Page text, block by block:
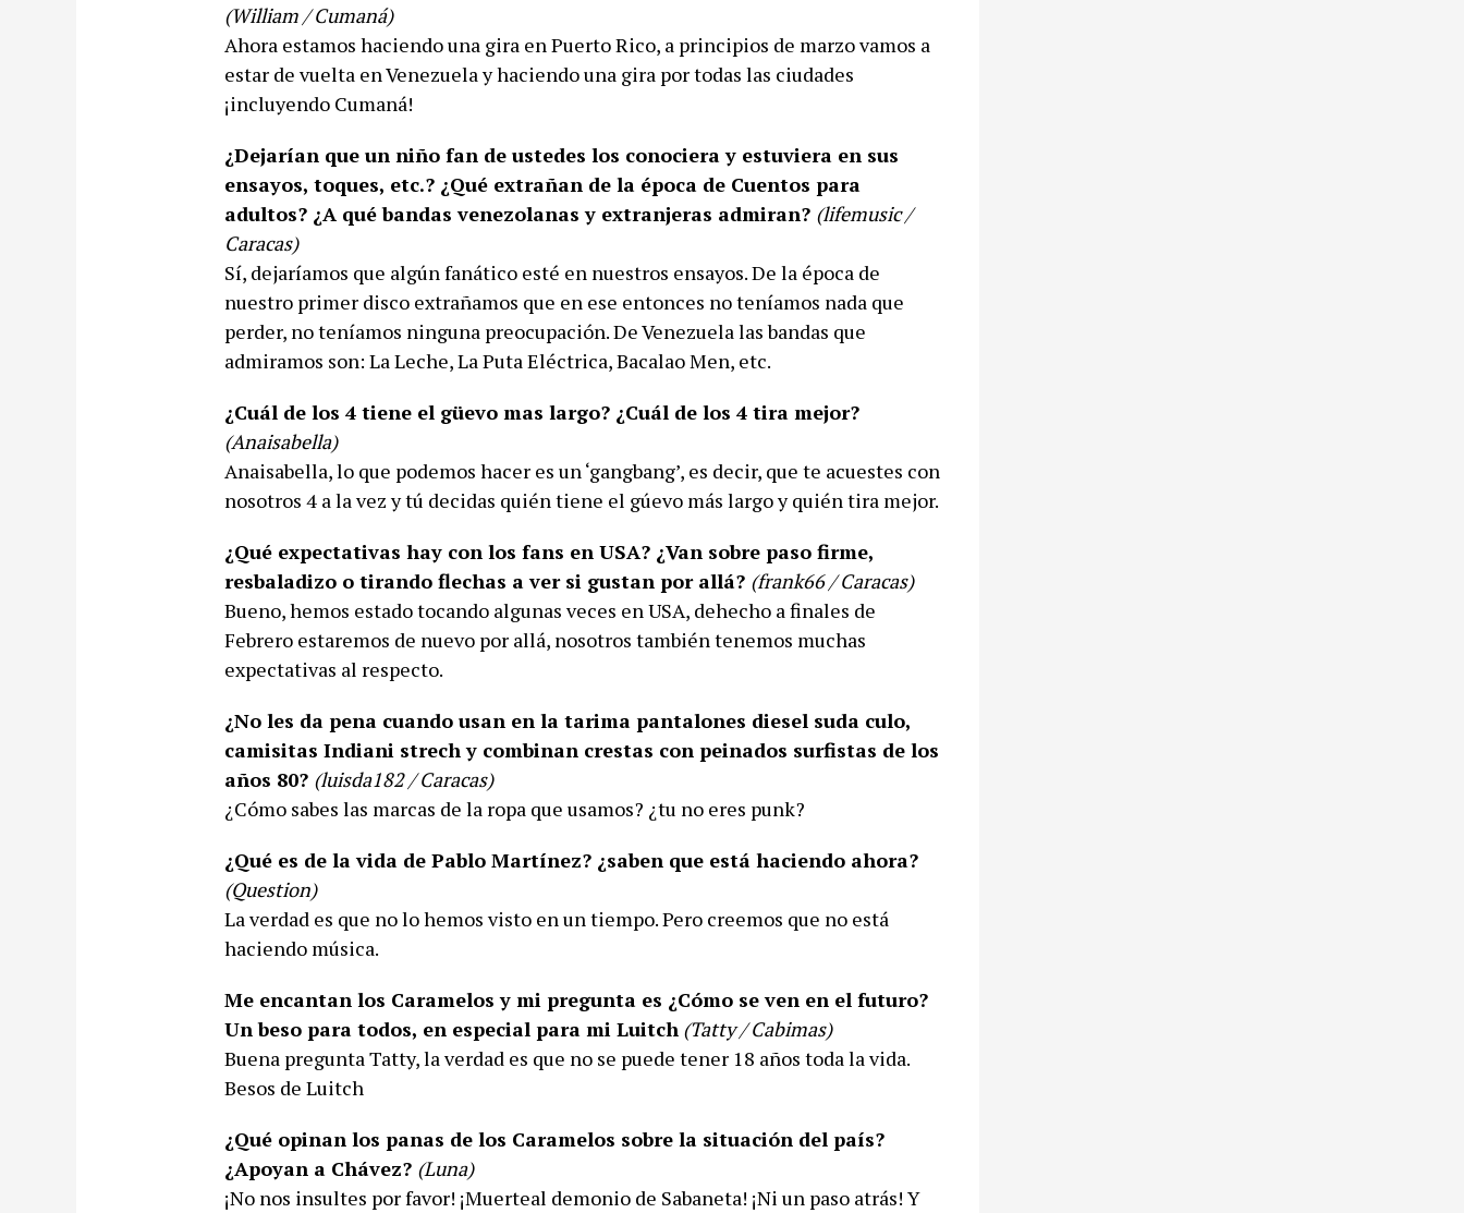
(William / Cumaná)
Ahora estamos haciendo una gira en Puerto Rico, a principios de marzo vamos a
estar de vuelta en Venezuela y haciendo una gira por todas las ciudades
¡incluyendo Cumaná!
¿Dejarían que un niño fan de ustedes los conociera y estuviera en sus
ensayos, toques, etc.? ¿Qué extrañan de la época de Cuentos para
adultos? ¿A qué bandas venezolanas y extranjeras admiran? (lifemusic /
Caracas)
Sí, dejaríamos que algún fanático esté en nuestros ensayos. De la época de
nuestro primer disco extrañamos que en ese entonces no teníamos nada que
perder, no teníamos ninguna preocupación. De Venezuela las bandas que
admiramos son: La Leche, La Puta Eléctrica, Bacalao Men, etc.
¿Cuál de los 4 tiene el güevo mas largo? ¿Cuál de los 4 tira mejor?
(Anaisabella)
Anaisabella, lo que podemos hacer es un ‘gangbang’, es decir, que te acuestes con
nosotros 4 a la vez y tú decidas quién tiene el gúevo más largo y quién tira mejor.
¿Qué expectativas hay con los fans en USA? ¿Van sobre paso firme,
resbaladizo o tirando flechas a ver si gustan por allá? (frank66 / Caracas)
Bueno, hemos estado tocando algunas veces en USA, dehecho a finales de
Febrero estaremos de nuevo por allá, nosotros también tenemos muchas
expectativas al respecto.
¿No les da pena cuando usan en la tarima pantalones diesel suda culo,
camisitas Indiani strech y combinan crestas con peinados surfistas de los
años 80? (luisda182 / Caracas)
¿Cómo sabes las marcas de la ropa que usamos? ¿tu no eres punk?
¿Qué es de la vida de Pablo Martínez? ¿saben que está haciendo ahora?
(Question)
La verdad es que no lo hemos visto en un tiempo. Pero creemos que no está
haciendo música.
Me encantan los Caramelos y mi pregunta es ¿Cómo se ven en el futuro?
Un beso para todos, en especial para mi Luitch (Tatty / Cabimas)
Buena pregunta Tatty, la verdad es que no se puede tener 18 años toda la vida.
Besos de Luitch
¿Qué opinan los panas de los Caramelos sobre la situación del país?
¿Apoyan a Chávez? (Luna)
¡No nos insultes por favor! ¡Muerteal demonio de Sabaneta! ¡Ni un paso atrás! Y